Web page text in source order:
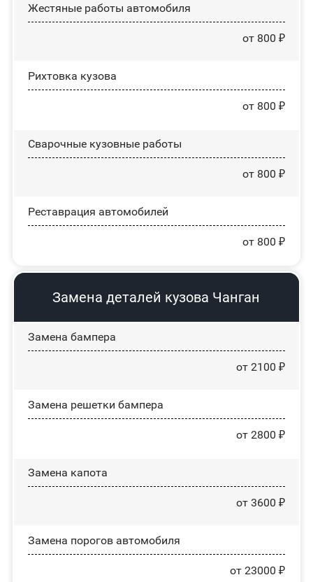
Жестяные работы автомобиля
от 800 ₽
Рихтовка кузова
от 800 ₽
Сварочные кузовные работы
от 800 ₽
Реставрация автомобилей
от 800 ₽
Замена деталей кузова Чанган
Замена бампера
от 2100 ₽
Замена решетки бампера
от 2800 ₽
Замена капота
от 3600 ₽
Замена порогов автомобиля
от 23000 ₽